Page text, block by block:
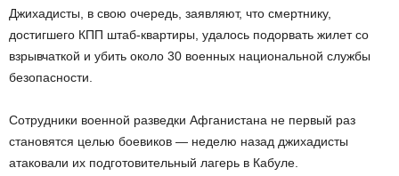
Джихадисты, в свою очередь, заявляют, что смертнику,
достигшего КПП штаб-квартиры, удалось подорвать жилет со
взрывчаткой и убить около 30 военных национальной службы
безопасности.
Сотрудники военной разведки Афганистана не первый раз
становятся целью боевиков — неделю назад джихадисты
атаковали их подготовительный лагерь в Кабуле.